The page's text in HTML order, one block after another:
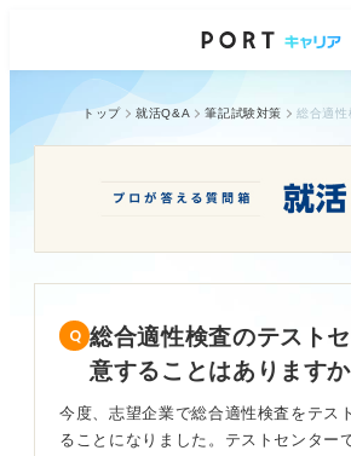
トップ 就活Q&A 筆記試験対策
総合適性検査のテスト
意することはありますか
今度、志望企業で総合適性検査をテス
ることになりました。テストセンター